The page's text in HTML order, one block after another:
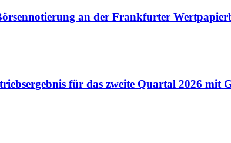
an der Frankfurter
für das zweite Quartal 2026